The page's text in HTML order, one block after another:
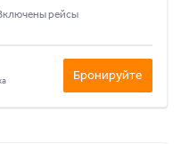
рейсы
Бронируйте